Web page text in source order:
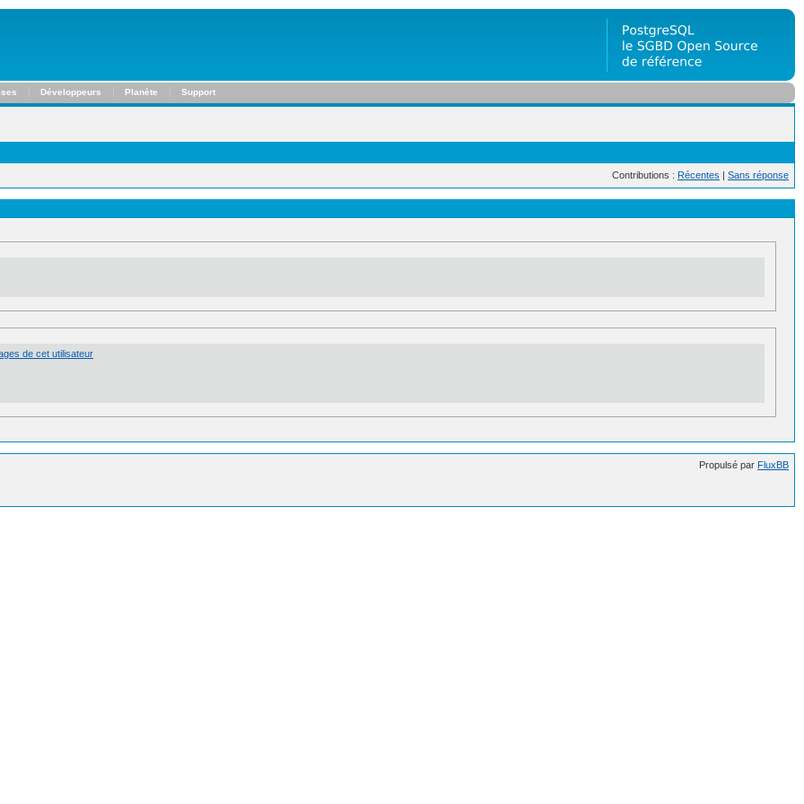
Développeurs Planète Support
Contributions : Récentes | Sans réponse
de cet utilisateur
Propulsé par FluxBB